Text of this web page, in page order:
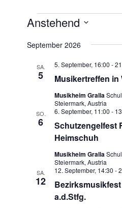
Anstehend
wählen.
September 2026
SA.
5 Musikertreffen in
5. September, 16:00 -
Musikheim Gralla
Steiermark, Austria
SO.
6
Schutzengelfest
Heimschuh
6. September, 11:00 -
Musikheim Gralla
Steiermark, Austria
SA.
12
a.d.Stfg.
12. September, 14:30 -